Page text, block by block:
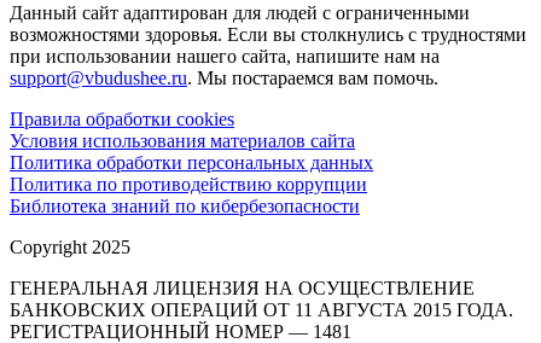
Данный сайт адаптирован для людей с ограниченными
возможностями здоровья. Если вы столкнулись с трудностями
при использовании нашего сайта, напишите нам на
support@vbudushee.ru. Мы постараемся вам помочь.
Правила обработки cookies
Условия использования материалов сайта
Политика обработки персональных данных
Политика по противодействию коррупции
Библиотека знаний по кибербезопасности
Copyright 2025
ГЕНЕРАЛЬНАЯ ЛИЦЕНЗИЯ НА ОСУЩЕСТВЛЕНИЕ
БАНКОВСКИХ ОПЕРАЦИЙ ОТ 11 АВГУСТА 2015 ГОДА.
РЕГИСТРАЦИОННЫЙ НОМЕР — 1481